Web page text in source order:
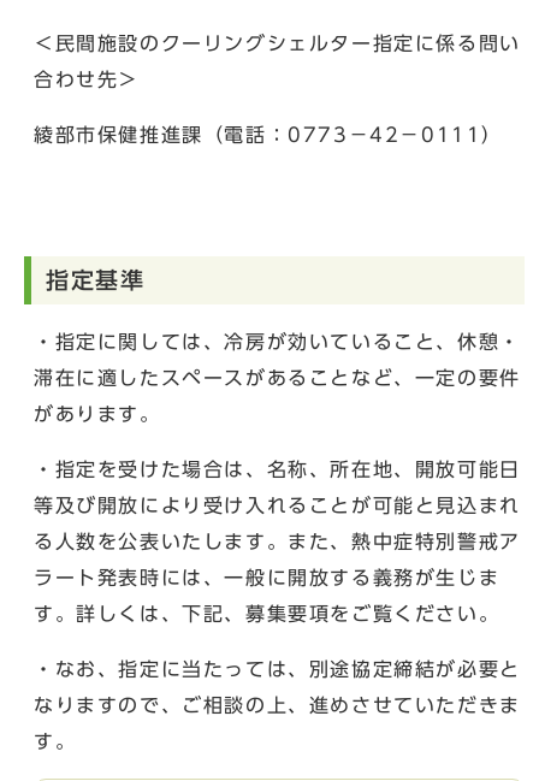
＜民間施設のクーリングシェルター指定に係る問い
合わせ先＞
綾部市保健推進課（電話：0773－42－0111）
指定基準
・指定に関しては、冷房が効いていること、休憩・
滞在に適したスペースがあることなど、一定の要件
があります。
・指定を受けた場合は、名称、所在地、開放可能日
等及び開放により受け入れることが可能と見込まれ
る人数を公表いたします。また、熱中症特別警戒ア
ラート発表時には、一般に開放する義務が生じま
す。詳しくは、下記、募集要項をご覧ください。
・なお、指定に当たっては、別途協定締結が必要と
なりますので、ご相談の上、進めさせていただきま
す。